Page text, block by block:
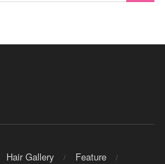
Hair Gallery
Feature